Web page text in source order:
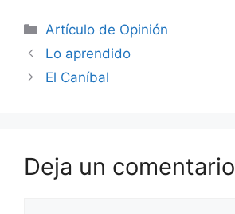
Artículo de Opinión
Lo aprendido
El Caníbal
Deja un comentario